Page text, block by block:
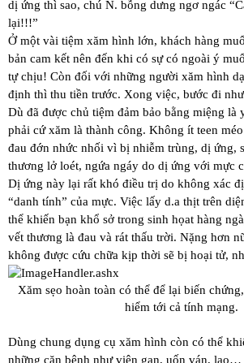
dị ứng thì sao, chú N. bỗng dưng ngơ ngác
lại!!!”
Ở một vài tiệm xăm hình lớn, khách hàng
bản cam kết nên đến khi có sự có ngoài ý
tự chịu! Còn đối với những người xăm hình
định thì thu tiền trước. Xong việc, bước đi
Dù đã được chủ tiệm đảm bảo bằng miệng là
phải cứ xăm là thành công. Không ít teen
đau đớn nhức nhối vì bị nhiễm trùng, dị ứng,
thương lở loét, ngứa ngáy do dị ứng với mực
Dị ứng này lại rất khó điều trị do không xác
“danh tính” của mực. Việc lấy d.a thịt trên
thể khiến bạn khổ sở trong sinh họat hàng
vết thương là đau và rát thấu trời. Nặng hơn
không được cứu chữa kịp thời sẽ bị hoại tử,
Xăm sẹo hoàn toàn có thể để lại biến
hiểm tới cả tính mạng.
Dùng chung dụng cụ xăm hình còn có thể
những căn bệnh như viên gan, uốn ván,